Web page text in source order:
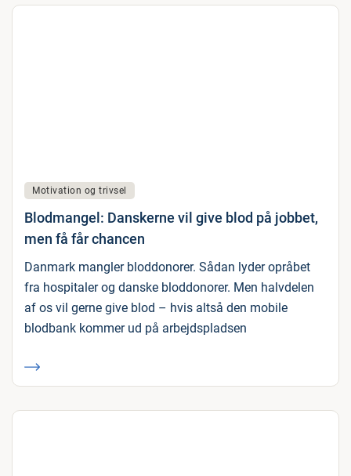
Motivation og trivsel
Blodmangel: Danskerne vil give blod på jobbet,
men få får chancen
Danmark mangler bloddonorer. Sådan lyder opråbet
fra hospitaler og danske bloddonorer. Men halvdelen
af os vil gerne give blod – hvis altså den mobile
blodbank kommer ud på arbejdspladsen